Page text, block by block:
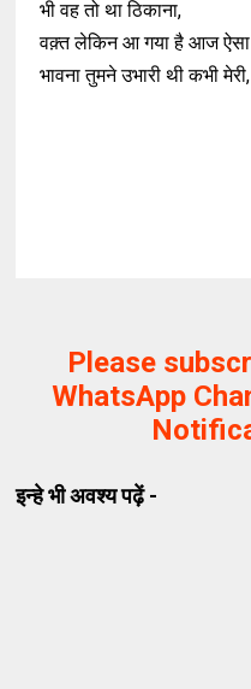
भी वह तो था ठिकाना,
वक़्त लेकिन आ गया है आज ऐसा
भावना तुमने उभारी थी कभी
Please
WhatsApp
इन्हे भी अवश्य पढ़ें -